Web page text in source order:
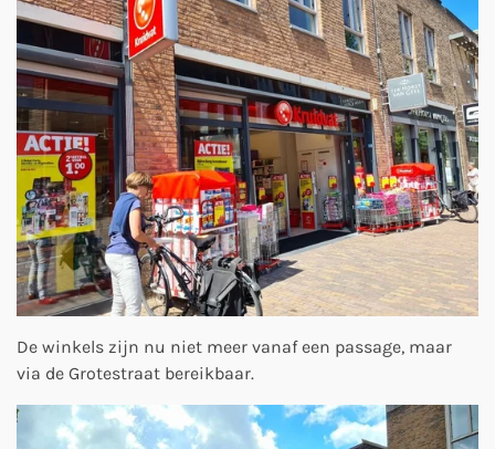
De winkels zijn nu niet meer vanaf een passage, maar
via de Grotestraat bereikbaar.